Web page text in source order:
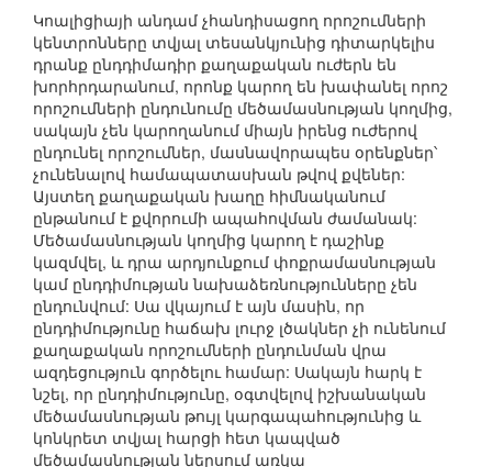
Կոալիցիայի անդամ չհանդիսացող որոշումների
կենտրոնները տվյալ տեսանկյունից դիտարկելիս
դրանք ընդդիմադիր քաղաքական ուժերն են
խորհրդարանում, որոնք կարող են խափանել որոշ
որոշումների ընդունումը մեծամասնության կողմից,
սակայն չեն կարողանում միայն իրենց ուժերով
ընդունել որոշումներ, մասնավորապես օրենքներ՝
չունենալով համապատասխան թվով քվեներ:
Այստեղ քաղաքական խաղը հիմնականում
ընթանում է քվորումի ապահովման ժամանակ:
Մեծամասնության կողմից կարող է դաշինք
կազմվել, և դրա արդյունքում փոքրամասնության
կամ ընդդիմության նախաձեռնությունները չեն
ընդունվում: Սա վկայում է այն մասին, որ
ընդդիմությունը հաճախ լուրջ լծակներ չի ունենում
քաղաքական որոշումների ընդունման վրա
ազդեցություն գործելու համար: Սակայն հարկ է
նշել, որ ընդդիմությունը, օգտվելով իշխանական
մեծամասնության թույլ կարգապահությունից և
կոնկրետ տվյալ հարցի հետ կապված
մեծամասնության ներսում առկա